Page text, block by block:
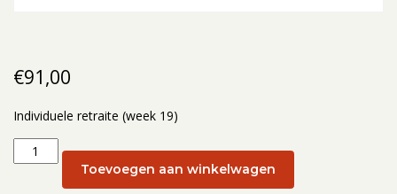
€91,00
Individuele retraite (week 19)
Individuele
retraite
Toevoegen aan winkelwagen